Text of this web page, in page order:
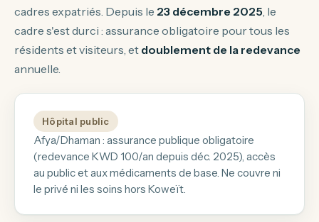
cadres expatriés. Depuis le 23 décembre 2025, le
cadre s'est durci : assurance obligatoire pour tous les
résidents et visiteurs, et doublement de la redevance
annuelle.
Hôpital public
Afya/Dhaman : assurance publique obligatoire
(redevance KWD 100/an depuis déc. 2025), accès
au public et aux médicaments de base. Ne couvre ni
le privé ni les soins hors Koweït.